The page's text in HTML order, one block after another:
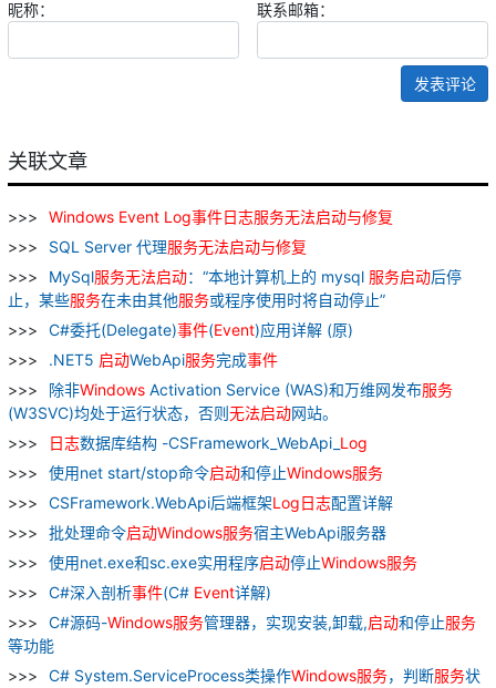
昵称： 联系邮箱：
发表评论
关联文章
Windows Event Log事件日志服务无法启动与修复
SQL Server 代理服务无法启动与修复
MySql服务无法启动：“本地计算机上的 mysql 服务启动后停
止，某些服务在未由其他服务或程序使用时将自动停止”
C#委托(Delegate)事件(Event)应用详解 (原)
.NET5 启动WebApi服务完成事件
除非Windows Activation Service (WAS)和万维网发布服务
(W3SVC)均处于运行状态，否则无法启动网站。
日志数据库结构 -CSFramework_WebApi_ Log
使用net start/stop命令启动和停止Windows服务
CSFramework.WebApi后端框架Log日志配置详解
批处理命令启动Windows服务宿主WebApi服务器
使用net.exe和sc.exe实用程序启动停止Windows服务
C#深入剖析事件(C# Event详解)
C#源码-Windows服务管理器，实现安装,卸载,启动和停止服务
等功能
C# System.ServiceProcess类操作Windows服务，判断服务状